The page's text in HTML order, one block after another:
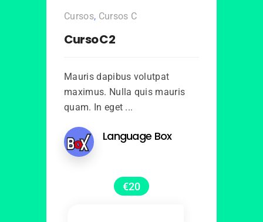
Cursos, Cursos C
Curso C2
Mauris dapibus volutpat
maximus. Nulla quis mauris
quam. In eget ...
Language Box
€20